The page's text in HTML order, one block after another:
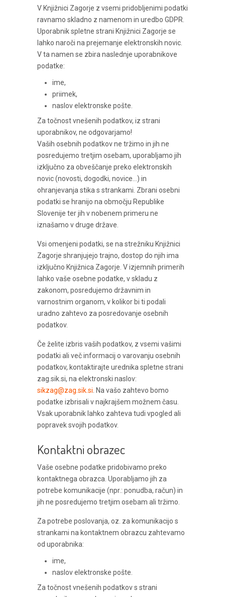
V Knjižnici Zagorje z vsemi pridobljenimi podatki
ravnamo skladno z namenom in uredbo GDPR.
Uporabnik spletne strani Knjižnici Zagorje se
lahko naroči na prejemanje elektronskih novic.
V ta namen se zbira naslednje uporabnikove
podatke:
ime,
priimek,
naslov elektronske pošte.
Za točnost vnešenih podatkov, iz strani
uporabnikov, ne odgovarjamo!
Vaših osebnih podatkov ne tržimo in jih ne
posredujemo tretjim osebam, uporabljamo jih
izključno za obveščanje preko elektronskih
novic (novosti, dogodki, novice…) in
ohranjevanja stika s strankami. Zbrani osebni
podatki se hranijo na območju Republike
Slovenije ter jih v nobenem primeru ne
iznašamo v druge države.
Vsi omenjeni podatki, se na strežniku Knjižnici
Zagorje shranjujejo trajno, dostop do njih ima
izključno Knjižnica Zagorje. V izjemnih primerih
lahko vaše osebne podatke, v skladu z
zakonom, posredujemo državnim in
varnostnim organom, v kolikor bi ti podali
uradno zahtevo za posredovanje osebnih
podatkov.
Če želite izbris vaših podatkov, z vsemi vašimi
podatki ali več informacij o varovanju osebnih
podatkov, kontaktirajte urednika spletne strani
zag.sik.si, na elektronski naslov:
sikzag@zag.sik.si . Na vašo zahtevo bomo
podatke izbrisali v najkrajšem možnem času.
Vsak uporabnik lahko zahteva tudi vpogled ali
popravek svojih podatkov.
Kontaktni obrazec
Vaše osebne podatke pridobivamo preko
kontaktnega obrazca. Uporabljamo jih za
potrebe komunikacije (npr.: ponudba, račun) in
jih ne posredujemo tretjim osebam ali tržimo.
Za potrebe poslovanja, oz. za komunikacijo s
strankami na kontaktnem obrazcu zahtevamo
od uporabnika:
ime,
naslov elektronske pošte.
Za točnost vnešenih podatkov s strani